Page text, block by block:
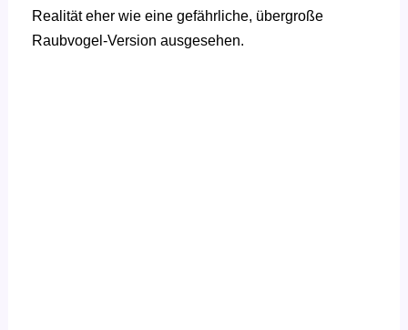
Realität eher wie eine gefährliche, übergroße
Raubvogel-Version ausgesehen.